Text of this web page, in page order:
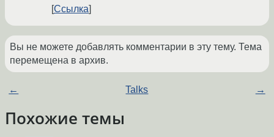
Ссылка
Вы не можете добавлять комментарии в эту тему. Тема
перемещена в архив.
← Talks →
Похожие темы